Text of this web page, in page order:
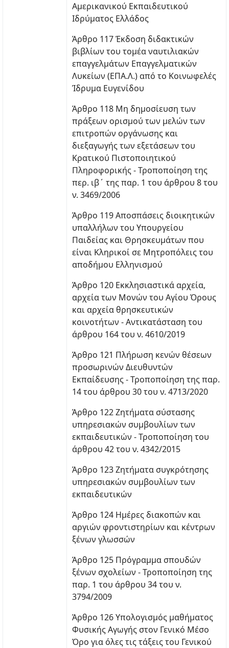
Αμερικανικού Εκπαιδευτικού
Ιδρύματος Ελλάδος
Άρθρο 117 Έκδοση διδακτικών
βιβλίων του τομέα ναυτιλιακών
επαγγελμάτων Επαγγελματικών
Λυκείων (ΕΠΑ.Λ.) από το Κοινωφελές
Ίδρυμα Ευγενίδου
Άρθρο 118 Μη δημοσίευση των
πράξεων ορισμού των μελών των
επιτροπών οργάνωσης και
διεξαγωγής των εξετάσεων του
Κρατικού Πιστοποιητικού
Πληροφορικής - Τροποποίηση της
περ. ιβ΄ της παρ. 1 του άρθρου 8 του
ν. 3469/2006
Άρθρο 119 Αποσπάσεις διοικητικών
υπαλλήλων του Υπουργείου
Παιδείας και Θρησκευμάτων που
είναι Κληρικοί σε Μητροπόλεις του
αποδήμου Ελληνισμού
Άρθρο 120 Εκκλησιαστικά αρχεία,
αρχεία των Μονών του Αγίου Όρους
και αρχεία θρησκευτικών
κοινοτήτων - Αντικατάσταση του
άρθρου 164 του ν. 4610/2019
Άρθρο 121 Πλήρωση κενών θέσεων
προσωρινών Διευθυντών
Εκπαίδευσης - Τροποποίηση της παρ.
14 του άρθρου 30 του ν. 4713/2020
Άρθρο 122 Ζητήματα σύστασης
υπηρεσιακών συμβουλίων των
εκπαιδευτικών - Τροποποίηση του
άρθρου 42 του ν. 4342/2015
Άρθρο 123 Ζητήματα συγκρότησης
υπηρεσιακών συμβουλίων των
εκπαιδευτικών
Άρθρο 124 Ημέρες διακοπών και
αργιών φροντιστηρίων και κέντρων
ξένων γλωσσών
Άρθρο 125 Πρόγραμμα σπουδών
ξένων σχολείων - Τροποποίηση της
παρ. 1 του άρθρου 34 του ν.
3794/2009
Άρθρο 126 Υπολογισμός μαθήματος
Φυσικής Αγωγής στον Γενικό Μέσο
Όρο για όλες τις τάξεις του Γενικού